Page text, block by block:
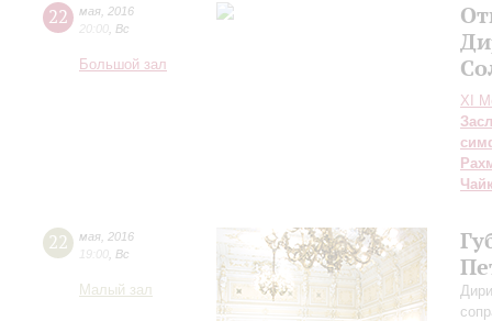
22 мая 2016
20:00 Вс
Большой зал
XI
22 мая 2016
19:00 Вс
Малый зал